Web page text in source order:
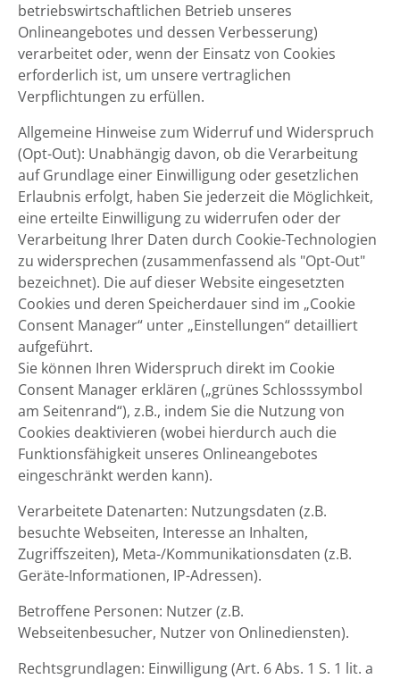
betriebswirtschaftlichen Betrieb unseres
Onlineangebotes und dessen Verbesserung)
verarbeitet oder, wenn der Einsatz von Cookies
erforderlich ist, um unsere vertraglichen
Verpflichtungen zu erfüllen.
Allgemeine Hinweise zum Widerruf und Widerspruch
(Opt-Out): Unabhängig davon, ob die Verarbeitung
auf Grundlage einer Einwilligung oder gesetzlichen
Erlaubnis erfolgt, haben Sie jederzeit die Möglichkeit,
eine erteilte Einwilligung zu widerrufen oder der
Verarbeitung Ihrer Daten durch Cookie-Technologien
zu widersprechen (zusammenfassend als "Opt-Out"
bezeichnet). Die auf dieser Website eingesetzten
Cookies und deren Speicherdauer sind im „Cookie
Consent Manager“ unter „Einstellungen“ detailliert
aufgeführt.
Sie können Ihren Widerspruch direkt im Cookie
Consent Manager erklären („grünes Schlosssymbol
am Seitenrand“), z.B., indem Sie die Nutzung von
Cookies deaktivieren (wobei hierdurch auch die
Funktionsfähigkeit unseres Onlineangebotes
eingeschränkt werden kann).
Verarbeitete Datenarten: Nutzungsdaten (z.B.
besuchte Webseiten, Interesse an Inhalten,
Zugriffszeiten), Meta-/Kommunikationsdaten (z.B.
Geräte-Informationen, IP-Adressen).
Betroffene Personen: Nutzer (z.B.
Webseitenbesucher, Nutzer von Onlinediensten).
Rechtsgrundlagen: Einwilligung (Art. 6 Abs. 1 S. 1 lit. a